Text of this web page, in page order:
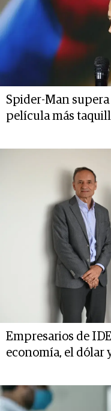
Spider-Man supera
película más
Empresarios de
economía, el dólar